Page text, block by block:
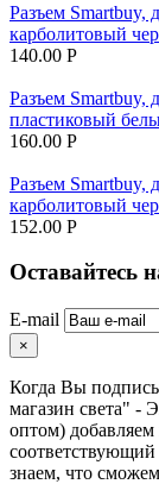
Разъем
карболитовый
140.00 Р
Разъем
пластиковый
160.00 Р
Разъем
карболитовый
152.00 Р
Оставайтесь
E-mail
×
Когда Вы
магазин света" -
оптом)
знаем, что